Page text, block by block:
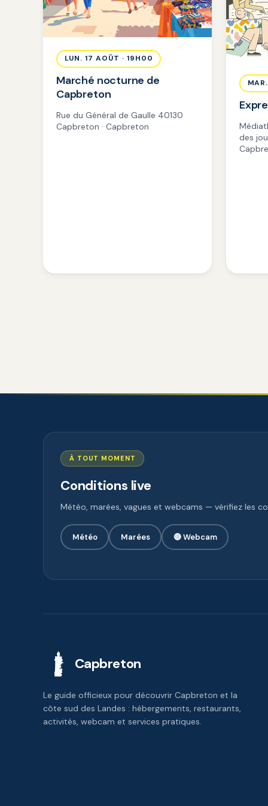
LUN. 17 AOÛT · 19H00
Marché nocturne de
Capbreton
Rue du Général de Gaulle 40130
Capbreton · Capbreton
des
À TOUT MOMENT
Conditions live
Météo, marées, vagues et webcams — vérifiez les
Météo Marées 🔴 Webcam
Capbreton
Le guide officieux pour découvrir Capbreton et la
côte sud des Landes : hébergements, restaurants,
activités, webcam et services pratiques.